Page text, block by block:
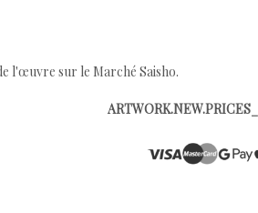
l'œuvre sur le Marché Saisho.